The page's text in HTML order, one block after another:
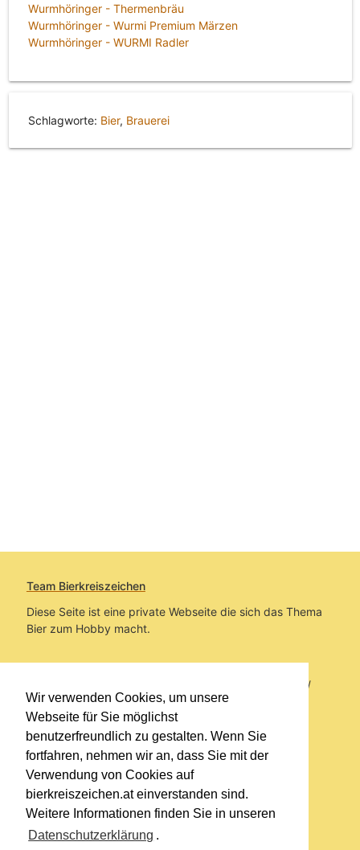
Wir verwenden Cookies, um unsere
Webseite für Sie möglichst
benutzerfreundlich zu gestalten. Wenn Sie
fortfahren, nehmen wir an, dass Sie mit der
Verwendung von Cookies auf
bierkreiszeichen.at einverstanden sind.
Weitere Informationen finden Sie in unseren
Datenschutzerklärung .
Wurmhöringer - Thermenbräu
Wurmhöringer - Wurmi Premium Märzen
Wurmhöringer - WURMI Radler
Schlagworte: Bier, Brauerei
Team Bierkreiszeichen
Diese Seite ist eine private Webseite die sich das Thema
Bier zum Hobby macht.
Sie befinden sich auf https://www.bierkreiszeichen.at/
im Pfad:Übers Bier/Biersorten
Erstellt: 2015-08-04
Links
Kontakt
Impressum
Datenschutzerklärung